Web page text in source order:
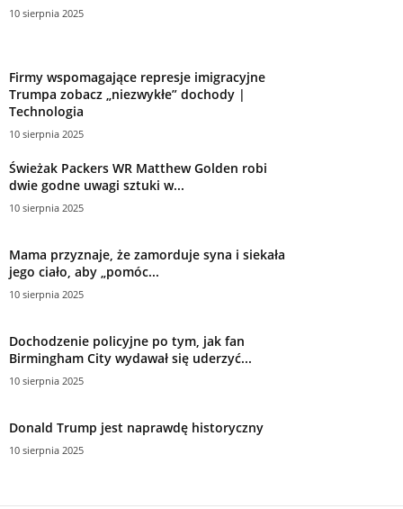
10 sierpnia 2025
Firmy wspomagające represje imigracyjne
Trumpa zobacz „niezwykłe” dochody |
Technologia
10 sierpnia 2025
Świeżak Packers WR Matthew Golden robi
dwie godne uwagi sztuki w...
10 sierpnia 2025
Mama przyznaje, że zamorduje syna i siekała
jego ciało, aby „pomóc...
10 sierpnia 2025
Dochodzenie policyjne po tym, jak fan
Birmingham City wydawał się uderzyć...
10 sierpnia 2025
Donald Trump jest naprawdę historyczny
10 sierpnia 2025